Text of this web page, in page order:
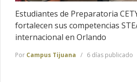
Estudiantes de Preparatoria
fortalecen sus competencias
internacional en Orlando
Por Campus Tijuana 6 días publicado